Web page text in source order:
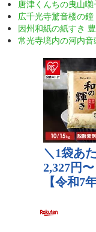
唐津くんちの曳山
広千光寺驚音楼の鐘
因州和紙の紙すき
常光寺境内の河内